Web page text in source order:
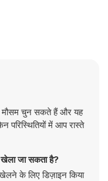
मौसम चुन सकते हैं और यह
परिस्थितियों में आप रास्ते
जा सकता है?
के लिए डिज़ाइन किया